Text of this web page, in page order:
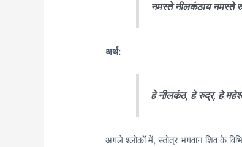
नमस्ते नीलकंठाय नमस्ते
अर्थ:
हे नीलकंठ, हे रुद्र, हे
अगले श्लोकों में, स्तोत्र भगवान शिव के